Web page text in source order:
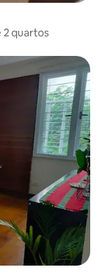
2 quartos